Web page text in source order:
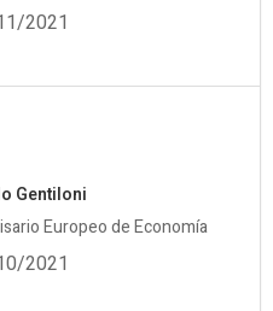
2021
Gentiloni
Europeo de Economía
2021